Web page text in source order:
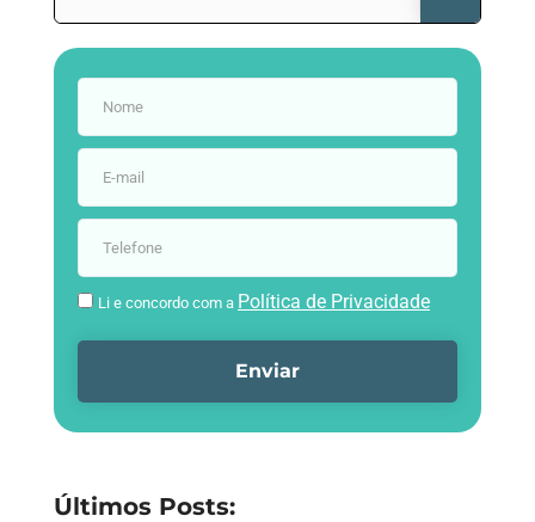
Li e concordo com a Política de Privacidade
Enviar
Últimos Posts: